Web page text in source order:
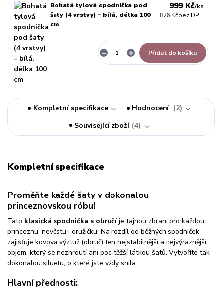
Bohatá tylová spodnička pod
šaty (4 vrstvy) – bílá, délka 100
cm
999 Kč/ks
826 Kčbez DPH
Přidat do košíku
Kompletní specifikace Hodnocení
2
Související zboží 4
Kompletní specifikace
Proměňte každé šaty v dokonalou
princeznovskou róbu!
Tato klasická spodnička s obručíje tajnou zbraní pro každou
princeznu, nevěstu i družičku. Na rozdíl od běžných spodniček
zajišťuje kovová výztuž (obruč) ten nejstabilnější a nejvýraznější
objem, který se nezhroutí ani pod těžší látkou šatů. Vytvoříte tak
dokonalou siluetu, o které jste vždy snila.
Hlavní přednosti: